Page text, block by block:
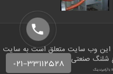
شلنگ صنعتی | شلنگ من
با آرادبرندینگ